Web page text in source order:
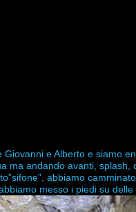
Giovanni e Alberto e siamo
ma andando avanti,
abbiamo
messo i piedi su